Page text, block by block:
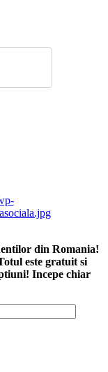
din Romania!
este gratuit si
Incepe chiar